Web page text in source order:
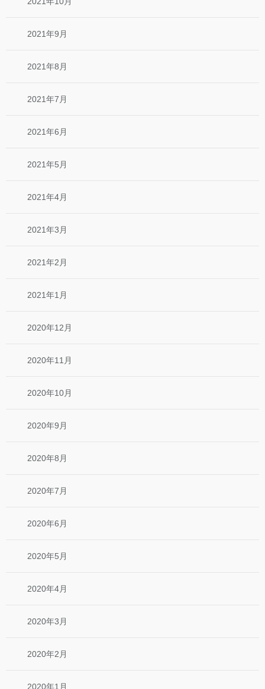
2021年9月
2021年8月
2021年7月
2021年6月
2021年5月
2021年4月
2021年3月
2021年2月
2021年1月
2020年12月
2020年11月
2020年10月
2020年9月
2020年8月
2020年7月
2020年6月
2020年5月
2020年4月
2020年3月
2020年2月
2020年1月